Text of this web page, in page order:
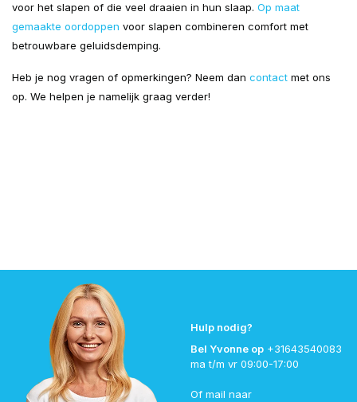
voor het slapen of die veel draaien in hun slaap. Op maat
gemaakte oordoppen voor slapen combineren comfort met
betrouwbare geluidsdemping.
Heb je nog vragen of opmerkingen? Neem dan contact met ons
op. We helpen je namelijk graag verder!
Hulp nodig?
Bel Yvonne op +31643540083
ma t/m vr 09:00-17:00
Of mail naar